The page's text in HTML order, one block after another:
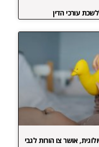
עורכי הדין
אושר צו הורות לגבי